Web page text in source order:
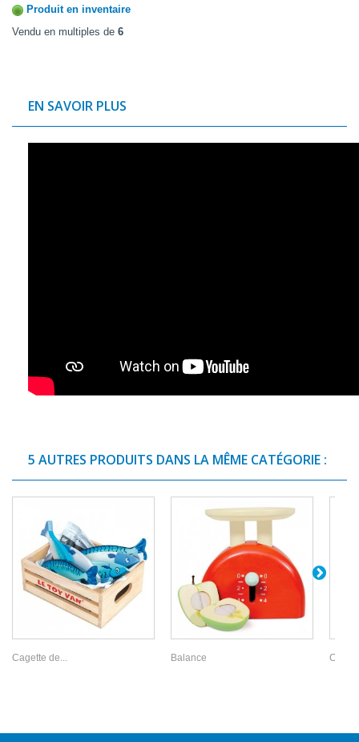
Produit en inventaire
Vendu en multiples de 6
EN SAVOIR PLUS
5 AUTRES PRODUITS DANS LA MÊME CATÉGORIE :
Cagette de... Balance